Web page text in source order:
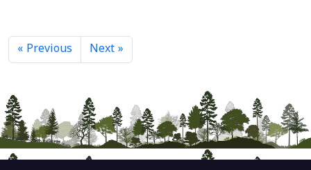
« Previous Next »